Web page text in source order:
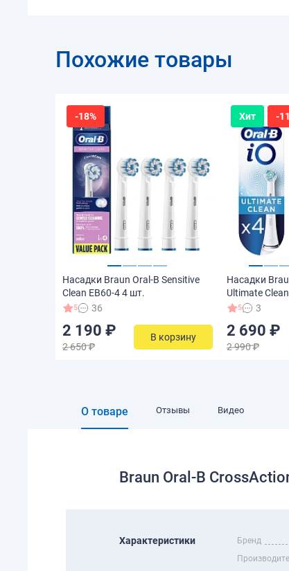
Похожие товары
-18%
Насадки Braun Oral-B Sensitive
Clean EB60-4 4 шт.
5 36
2 190 ₽
2 650 ₽
В корзину
Хит -
Насадки
Ultimate
5 3
2 690 ₽
2 990 ₽
О товаре Отзывы Видео
Braun Oral-B
Характеристики Бренд